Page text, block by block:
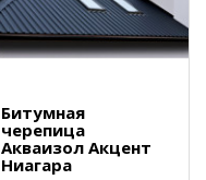
Битумная
черепица
Акваизол Акцент
Ниагара